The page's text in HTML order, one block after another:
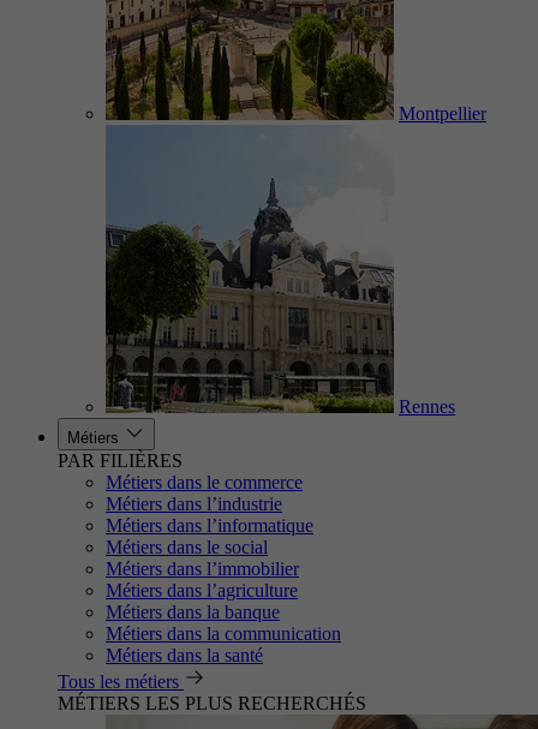
Montpellier
Rennes
Métiers
PAR FILIÈRES
Métiers dans le commerce
Métiers dans l’industrie
Métiers dans l’informatique
Métiers dans le social
Métiers dans l’immobilier
Métiers dans l’agriculture
Métiers dans la banque
Métiers dans la communication
Métiers dans la santé
Tous les métiers
MÉTIERS LES PLUS RECHERCHÉS